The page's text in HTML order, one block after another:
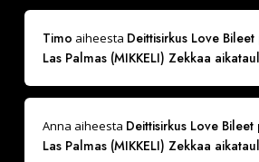
Timo aiheesta Deittisirkus Love
Las Palmas (MIKKELI) Zekkaa
Anna aiheesta Deittisirkus Love
Las Palmas (MIKKELI) Zekkaa